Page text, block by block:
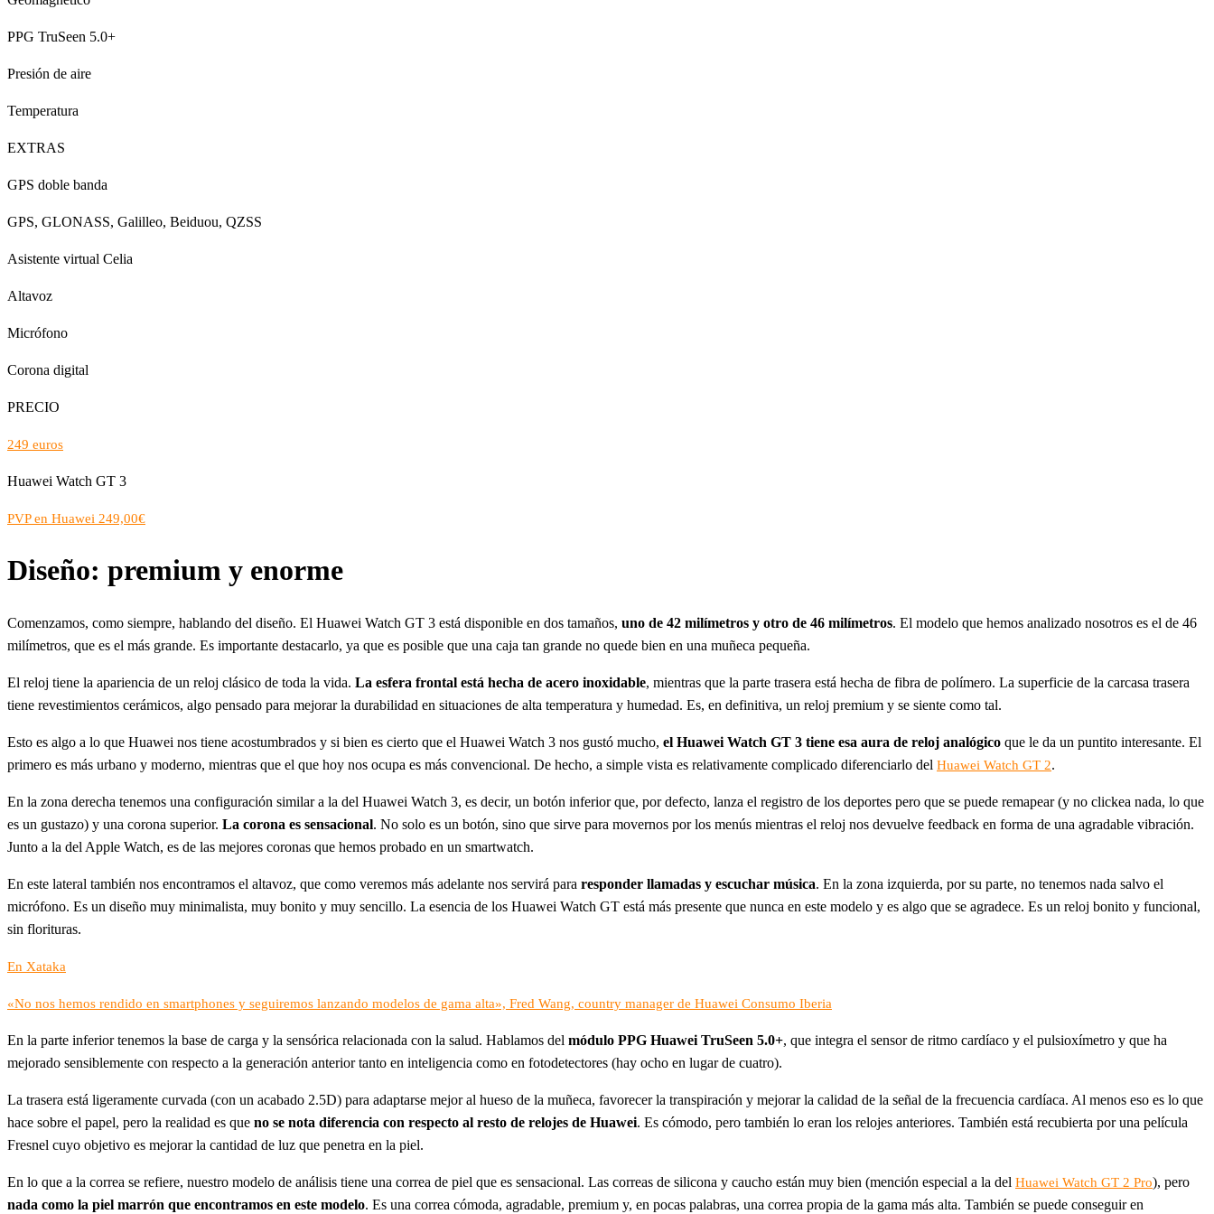
PPG TruSeen 5.0+
Presión de aire
Temperatura
EXTRAS
GPS doble banda
GPS, GLONASS, Galilleo, Beiduou, QZSS
Asistente virtual Celia
Altavoz
Micrófono
Corona digital
PRECIO
249 euros
Huawei Watch GT 3
PVP en Huawei 249,00€
Diseño: premium y enorme
Comenzamos, como siempre, hablando del diseño. El Huawei Watch GT 3 está disponible en dos tamaños, uno de 42 milímetros y otro de 46 milímetros. El modelo que hemos analizado nosotros es el de 46
milímetros, que es el más grande. Es importante destacarlo, ya que es posible que una caja tan grande no quede bien en una muñeca pequeña.
El reloj tiene la apariencia de un reloj clásico de toda la vida. La esfera frontal está hecha de acero inoxidable, mientras que la parte trasera está hecha de fibra de polímero. La superficie de la carcasa trasera
tiene revestimientos cerámicos, algo pensado para mejorar la durabilidad en situaciones de alta temperatura y humedad. Es, en definitiva, un reloj premium y se siente como tal.
Esto es algo a lo que Huawei nos tiene acostumbrados y si bien es cierto que el Huawei Watch 3 nos gustó mucho, el Huawei Watch GT 3 tiene esa aura de reloj analógico que le da un puntito interesante. El
primero es más urbano y moderno, mientras que el que hoy nos ocupa es más convencional. De hecho, a simple vista es relativamente complicado diferenciarlo del Huawei Watch GT 2.
En la zona derecha tenemos una configuración similar a la del Huawei Watch 3, es decir, un botón inferior que, por defecto, lanza el registro de los deportes pero que se puede remapear (y no clickea nada, lo que
es un gustazo) y una corona superior. La corona es sensacional. No solo es un botón, sino que sirve para movernos por los menús mientras el reloj nos devuelve feedback en forma de una agradable vibración.
Junto a la del Apple Watch, es de las mejores coronas que hemos probado en un smartwatch.
En este lateral también nos encontramos el altavoz, que como veremos más adelante nos servirá para responder llamadas y escuchar música. En la zona izquierda, por su parte, no tenemos nada salvo el
micrófono. Es un diseño muy minimalista, muy bonito y muy sencillo. La esencia de los Huawei Watch GT está más presente que nunca en este modelo y es algo que se agradece. Es un reloj bonito y funcional,
sin florituras.
En Xataka
«No nos hemos rendido en smartphones y seguiremos lanzando modelos de gama alta», Fred Wang, country manager de Huawei Consumo Iberia
En la parte inferior tenemos la base de carga y la sensórica relacionada con la salud. Hablamos del módulo PPG Huawei TruSeen 5.0+, que integra el sensor de ritmo cardíaco y el pulsioxímetro y que ha
mejorado sensiblemente con respecto a la generación anterior tanto en inteligencia como en fotodetectores (hay ocho en lugar de cuatro).
La trasera está ligeramente curvada (con un acabado 2.5D) para adaptarse mejor al hueso de la muñeca, favorecer la transpiración y mejorar la calidad de la señal de la frecuencia cardíaca. Al menos eso es lo que
hace sobre el papel, pero la realidad es que no se nota diferencia con respecto al resto de relojes de Huawei. Es cómodo, pero también lo eran los relojes anteriores. También está recubierta por una película
Fresnel cuyo objetivo es mejorar la cantidad de luz que penetra en la piel.
En lo que a la correa se refiere, nuestro modelo de análisis tiene una correa de piel que es sensacional. Las correas de silicona y caucho están muy bien (mención especial a la del Huawei Watch GT 2 Pro), pero
nada como la piel marrón que encontramos en este modelo. Es una correa cómoda, agradable, premium y, en pocas palabras, una correa propia de la gama más alta. También se puede conseguir en